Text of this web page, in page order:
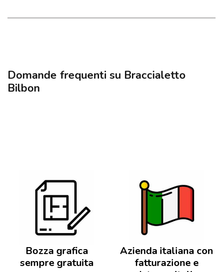
Domande frequenti su Braccialetto
Bilbon
Bozza grafica
sempre gratuita
Azienda italiana con
fatturazione e